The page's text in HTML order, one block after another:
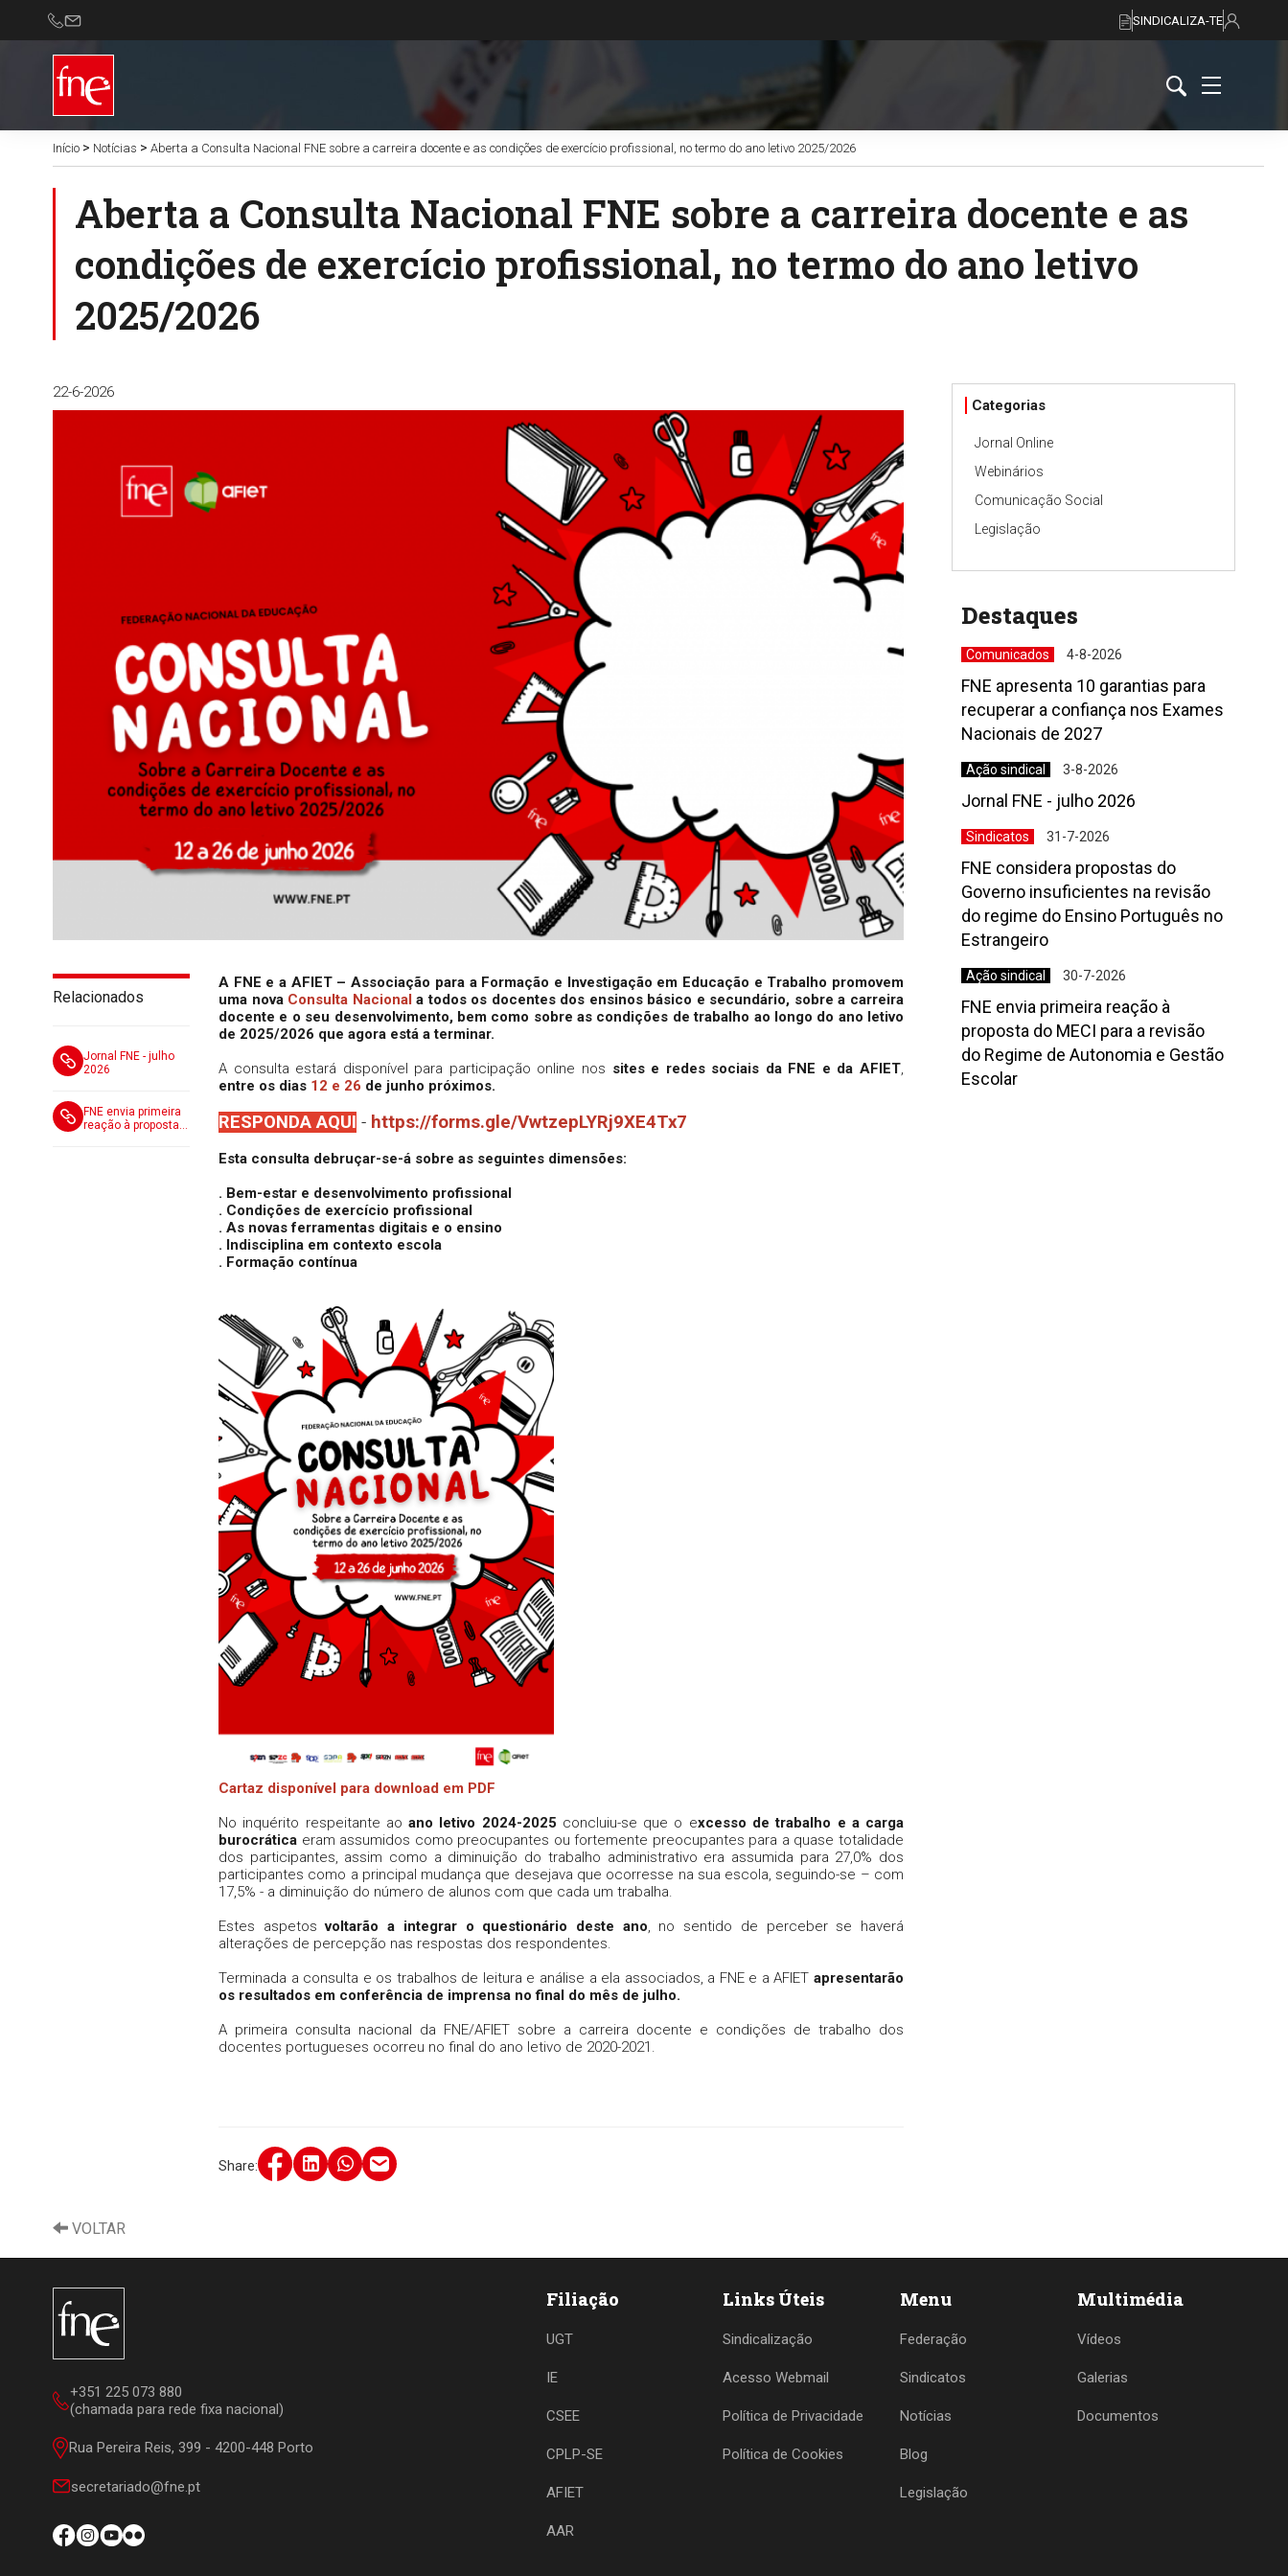
SINDICALIZA-TE
Início > Notícias > Aberta a Consulta Nacional FNE sobre a carreira docente e as condições de exercício profissional, no termo do ano letivo 2025/2026
Aberta a Consulta Nacional FNE sobre a carreira docente e as
condições de exercício profissional, no termo do ano letivo
2025/2026
22-6-2026
Relacionados
Jornal FNE - julho
2026
FNE envia primeira
reação à proposta
A FNE e a AFIET – Associação para a Formação e Investigação em Educação e Trabalho promovem
uma nova Consulta Nacionala todos os docentes dos ensinos básico e secundário, sobre a carreira
docente e o seu desenvolvimento, bem como sobre as condições de trabalho ao longo do ano letivo
de 2025/2026 que agora está a terminar.
A consulta estará disponível para participação online nos sites e redes sociais da FNE e da AFIET,
entre os dias 12 e 26 de junho próximos.
RESPONDA AQUI - https://forms.gle/VwtzepLYRj9XE4Tx7
Esta consulta debruçar-se-á sobre as seguintes dimensões:
. Bem-estar e desenvolvimento profissional
. Condições de exercício profissional
. As novas ferramentas digitais e o ensino
. Indisciplina em contexto escola
. Formação contínua
Cartaz disponível para download em PDF
No inquérito respeitante aoano letivo 2024-2025 concluiu-se que o excesso de trabalho e a carga
burocrática eram assumidos como preocupantes ou fortemente preocupantes para a quase totalidade
dos participantes, assim como a diminuição do trabalho administrativo era assumida para 27,0% dos
participantes como a principal mudança que desejava que ocorresse na sua escola, seguindo-se – com
17,5% - a diminuição do número de alunos com que cada um trabalha.
Estes aspetosvoltarão a integrar o questionário deste ano, no sentido de perceber se haverá
alterações de percepção nas respostas dos respondentes.
Terminada a consulta e os trabalhos de leitura e análise a ela associados, a FNE e a AFIET apresentarão
os resultados em conferência de imprensa no final do mês de julho.
A primeira consulta nacional da FNE/AFIET sobre a carreira docente e condições de trabalho dos
docentes portugueses ocorreu no final do ano letivo de 2020-2021.
Share:
VOLTAR
Categorias
Jornal Online
Webinários
Comunicação Social
Legislação
Destaques
Comunicados 4-8-2026
FNE apresenta 10 garantias para
recuperar a confiança nos Exames
Nacionais de 2027
Ação sindical 3-8-2026
Jornal FNE - julho 2026
Sindicatos 31-7-2026
FNE considera propostas do
Governo insuficientes na revisão
do regime do Ensino Português no
Estrangeiro
Ação sindical 30-7-2026
FNE envia primeira reação à
proposta do MECI para a revisão
do Regime de Autonomia e Gestão
Escolar
+351 225 073 880
(chamada para rede fixa nacional)
Rua Pereira Reis, 399 - 4200-448 Porto
secretariado@fne.pt
Filiação
UGT
IE
CSEE
CPLP-SE
AFIET
AAR
Links Úteis
Sindicalização
Acesso Webmail
Política de Privacidade
Política de Cookies
Menu
Federação
Sindicatos
Notícias
Blog
Legislação
Multimédia
Vídeos
Galerias
Documentos